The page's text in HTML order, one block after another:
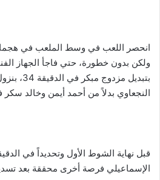
انحصر اللعب في وسط الملعب في هجمات
ولكن بدون خطورة، حتي فاجأ الجهاز
بتبديل
النجعاوي بدلاً من أحمد أيمن وخالد
الإسماعيلي فرصة أخرى محققة بعد